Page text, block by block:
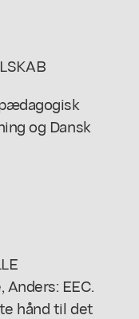
og Dansk
Anders: EEC.
hånd til det